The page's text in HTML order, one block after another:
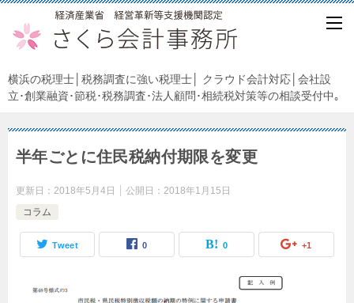
横浜の税理士│税務調査に強い税理士│ クラウド会計対応│会社設
立･創業融資･節税･税務調査･法人顧問･相続税対策等の相談受付中｡
半年ごとに住民税納付期限を変更
更新日： 2018年5月4日 公開日： 2018年1月15日
コラム
Tweet 0 0 +1